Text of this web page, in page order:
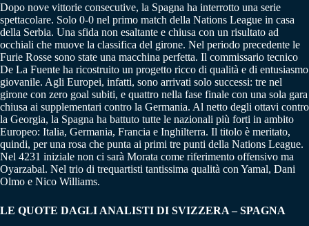
Dopo nove vittorie consecutive, la Spagna ha interrotto una serie
spettacolare. Solo 0-0 nel primo match della Nations League in casa
della Serbia. Una sfida non esaltante e chiusa con un risultato ad
occhiali che muove la classifica del girone. Nel periodo precedente le
Furie Rosse sono state una macchina perfetta. Il commissario tecnico
De La Fuente ha ricostruito un progetto ricco di qualità e di entusiasmo
giovanile. Agli Europei, infatti, sono arrivati solo successi: tre nel
girone con zero goal subiti, e quattro nella fase finale con una sola gara
chiusa ai supplementari contro la Germania. Al netto degli ottavi contro
la Georgia, la Spagna ha battuto tutte le nazionali più forti in ambito
Europeo: Italia, Germania, Francia e Inghilterra. Il titolo è meritato,
quindi, per una rosa che punta ai primi tre punti della Nations League.
Nel 4231 iniziale non ci sarà Morata come riferimento offensivo ma
Oyarzabal. Nel trio di trequartisti tantissima qualità con Yamal, Dani
Olmo e Nico Williams.
LE QUOTE DAGLI ANALISTI DI SVIZZERA – SPAGNA